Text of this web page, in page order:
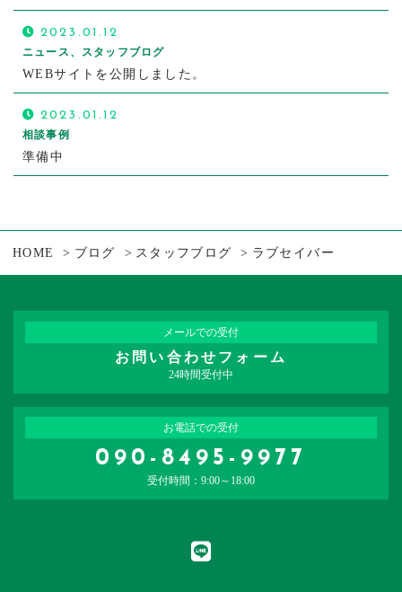
2023.01.12
ニュース、スタッフブログ
WEBサイトを公開しました。
2023.01.12
相談事例
準備中
HOME ブログ スタッフブログ ラブセイバー
メールでの受付
お問い合わせフォーム
24時間受付中
お電話での受付
090-8495-9977
受付時間：9:00～18:00